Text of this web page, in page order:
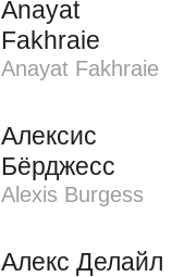
Anayat
Fakhraie
Anayat Fakhraie
Алексис
Бёрджесс
Alexis Burgess
Алекс Делайл